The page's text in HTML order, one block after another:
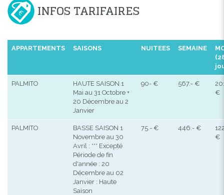
INFOS TARIFAIRES
APPARTEMENTS SAISONS NUITEES SEMAINE
PALMITO
HAUTE SAISON 1
Mai au 31 Octobre +
20 Décembre au 2
Janvier
90- € 567.- €
€
PALMITO
BASSE SAISON 1
Novembre au 30
Avril : *** Excepté
Période de fin
d'année : 20
Décembre au 02
Janvier : Haute
Saison
75.- € 446.- €
€